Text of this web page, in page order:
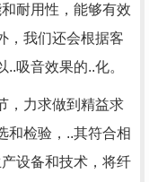
耐用性，能够有效
，我们还会根据客
吸音效果的..化。
，力求做到精益求
和检验，..其符合相
设备和技术，将纤